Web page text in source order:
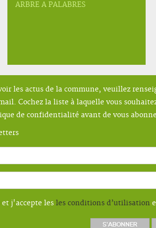
ARBRE A PALABRES
les actus de la commune, veuillez
Cochez la liste à laquelle vous
de confidentialité avant de vous
j'accepte les les conditions d’utilisation